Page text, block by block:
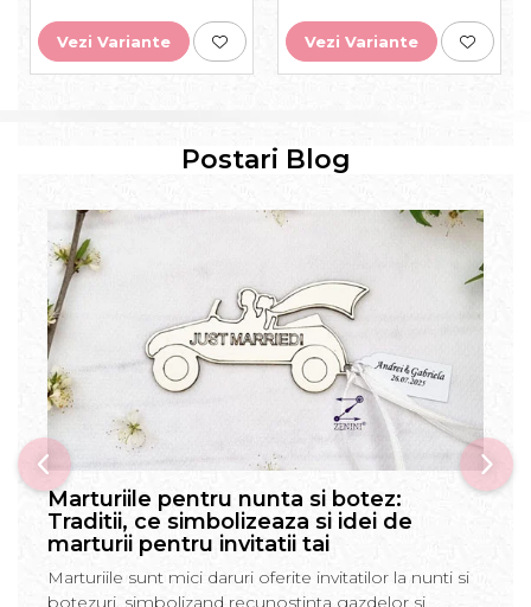
Vezi Variante Vezi Variante
Postari Blog
Marturiile pentru nunta si botez:
Traditii, ce simbolizeaza si idei de
marturii pentru invitatii tai
Marturiile sunt mici daruri oferite invitatilor la nunti si